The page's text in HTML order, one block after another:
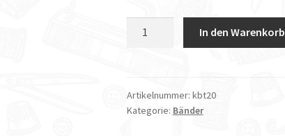
In den Warenkorb
Artikelnummer: kbt20
Kategorie: Bänder